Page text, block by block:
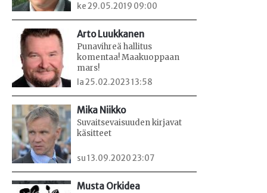
ke 29.05.2019 09:00
Arto Luukkanen
Punavihreä hallitus
komentaa! Maakuoppaan
mars!
la 25.02.2023 13:58
Mika Niikko
Suvaitsevaisuuden kirjavat
käsitteet
su 13.09.2020 23:07
Musta Orkidea